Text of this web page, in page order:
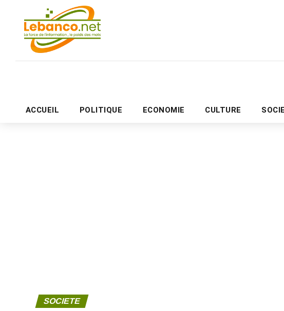
ACCUEIL POLITIQUE ECONOMIE CULTURE
SOCIETE